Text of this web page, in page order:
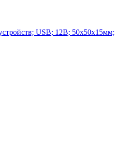
USB; 12В; 50x50x15мм;